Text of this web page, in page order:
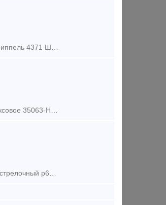
Купим Кран 4314Б 4314Б 4313 4313 в любых кол-ве , на постоянной основе Колодку тип М Ниппель 4371 Штуцер 4370 Замок Автосцепки 106.01.002-0 По договорной цене Тип предложения: требует
ООО Вагондеталь реализует: Прокладка буксовая 35061-Н 100.10.005-1, 11443-Н Кольцо буксовое 35063-Н 100.10.006-1 РЕАЛИЗУЕМ РЕЗЦЫ: 301940 PR 4215 301940 vt430 vpt, 301940 9215
Колодка локомотивная в наличии машинная норма. Екатеринбург Цена 840₽ с ндс Перевод стрелочный р65 1/9 левый 695000 (2шт) - 1 группа Подкладка Д65 новая 100 т руб с ндс